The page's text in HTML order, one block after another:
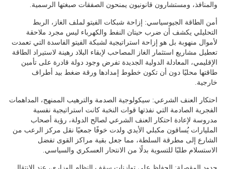
والمنافذ، ومستشارون قانونيون يمنحون الصفقات صبغتها الرسمية.
أمن الطاقة الجيوسياسي: إزاحة شبكات الفيتو لملف الغاز، الربط
التحليلي يكشف أن ضرب حيتان النفط والكهرباء ليس مجرد ملاحقة
لأموال منهوبة بل هو إزاحة استراتيجية لشبكة الفيتو الفاسدة التي تعمدت
تعطيل مشاريع استثمار الغاز المصاحب لإبقاء البلاد رهينة لاستيراد الطاقة
الإقليمي، المعادلة الدولية الجديدة تفرض وجود دولة قادرة على تأمين
طاقتها محليًا دون أن تكون خطوط إمدادها ورقة ضغط بيد أطراف
خارجية.
احتكار العنف الشرعي: سيكولوجية الصدمة والترهيب الممنهج، المداهمات
الفجرية الصادمة التي نفذتها قوات النخبة كانت استراتيجية نفسية
مدروسة لإعادة احتكار العنف الشرعي لصالح الدولة، رؤية أصحاب
المليارات يُساقون مكبلي الأيدي ولدت خوفًا جمعيًا نقل مركز الرعب من
الشارع إلى مطرقة السلطة، مما جعل بقية مراكز القوى تفضل
الاستسلام طلبًا للتسوية بدلًا من الانتحار العسكري والسياسي.